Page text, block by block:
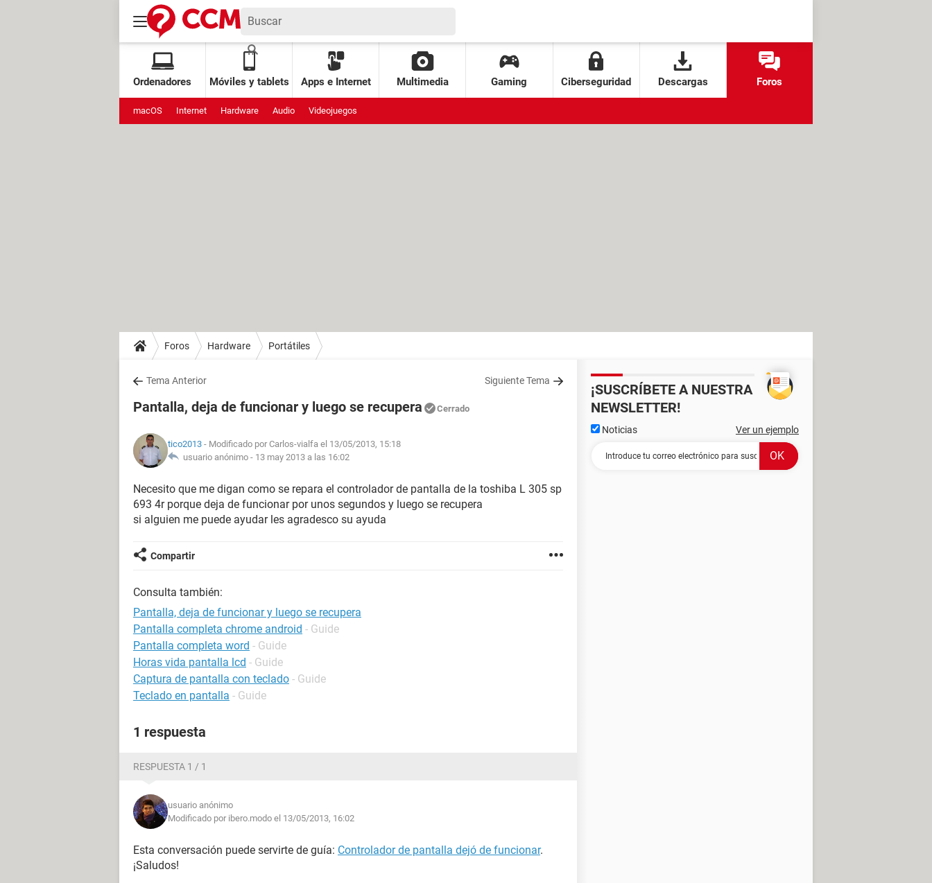
Ordenadores Móviles y tablets Apps e Internet Multimedia Gaming Ciberseguridad Descargas Foros
macOS Internet Hardware Audio Videojuegos
Foros Hardware Portátiles
Tema Anterior Siguiente Tema
Pantalla, deja de funcionar y luego se recupera Cerrado
tico2013 - Modificado por Carlos-vialfa el 13/05/2013, 15:18
usuario anónimo - 13 may 2013 a las 16:02
Necesito que me digan como se repara el controlador de pantalla de la toshiba L 305 sp
693 4r porque deja de funcionar por unos segundos y luego se recupera
si alguien me puede ayudar les agradesco su ayuda
Compartir
Consulta también:
Pantalla, deja de funcionar y luego se recupera
Pantalla completa chrome android - Guide
Pantalla completa word - Guide
Horas vida pantalla lcd - Guide
Captura de pantalla con teclado - Guide
Teclado en pantalla - Guide
1 respuesta
RESPUESTA 1 / 1
usuario anónimo
Modificado por ibero.modo el 13/05/2013, 16:02
Esta conversación puede servirte de guía: Controlador de pantalla dejó de funcionar.
¡Saludos!
¡SUSCRÍBETE A NUESTRA
NEWSLETTER!
Noticias Ver un ejemplo